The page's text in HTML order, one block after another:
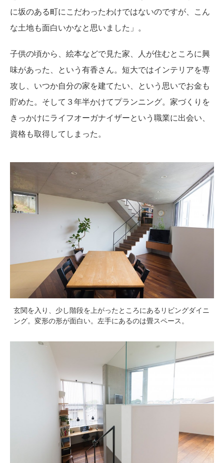
に坂のある町にこだわったわけではないのですが、こん
な土地も面白いかなと思いました」。
子供の頃から、絵本などで見た家、人が住むところに興
味があった、という有香さん。短大ではインテリアを専
攻し、いつか自分の家を建てたい、という思いでお金も
貯めた。そして３年半かけてプランニング。家づくりを
きっかけにライフオーガナイザーという職業に出会い、
資格も取得してしまった。
玄関を入り、少し階段を上がったところにあるリビングダイニ
ング。変形の形が面白い。左手にあるのは畳スペース。